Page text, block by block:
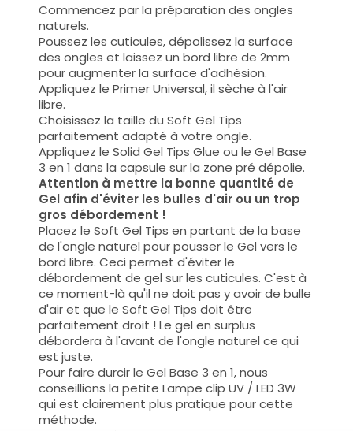
Commencez par la préparation des ongles
naturels.
Poussez les cuticules, dépolissez la surface
des ongles et laissez un bord libre de 2mm
pour augmenter la surface d'adhésion.
Appliquez le Primer Universal, il sèche à l'air
libre.
Choisissez la taille du Soft Gel Tips
parfaitement adapté à votre ongle.
Appliquez le Solid Gel Tips Glue ou le Gel Base
3 en 1 dans la capsule sur la zone pré dépolie.
Attention à mettre la bonne quantité de
Gel afin d'éviter les bulles d'air ou un trop
gros débordement !
Placez le Soft Gel Tips en partant de la base
de l'ongle naturel pour pousser le Gel vers le
bord libre. Ceci permet d'éviter le
débordement de gel sur les cuticules. C'est à
ce moment-là qu'il ne doit pas y avoir de bulle
d'air et que le Soft Gel Tips doit être
parfaitement droit ! Le gel en surplus
débordera à l'avant de l'ongle naturel ce qui
est juste.
Pour faire durcir le Gel Base 3 en 1, nous
conseillions la petite Lampe clip UV / LED 3W
qui est clairement plus pratique pour cette
méthode.